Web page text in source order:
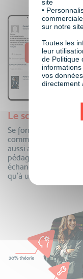
Le soutien de
Se former à distance
communauté !
aussi avec vos
pédagogique.
échanger…la
qu’à un clic pour
•
sur notre
Toutes les
leur
de Politique
informations
vos
directement